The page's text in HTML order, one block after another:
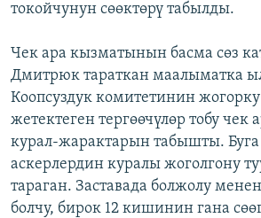
токойчунун сөөктөрү табылды.
Чек ара кызматынын басма сөз
Дмитрюк тараткан маалыматка
Коопсуздук комитетинин жогорку
жетектеген тергөөчүлөр тобу чек
курал-жарактарын табышты.
аскерлердин куралы жоголгону
тараган. Заставада болжолу
болчу, бирок 12 кишинин гана